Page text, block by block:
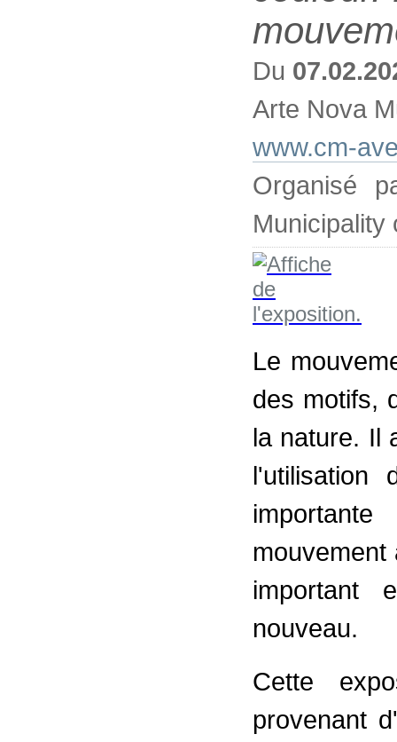
Du
Arte Nova
www.cm-
Organisé
Municipality
Le
des motifs,
la nature. Il
l'utilisation
mouvement
important
nouveau.
Cette
provenant